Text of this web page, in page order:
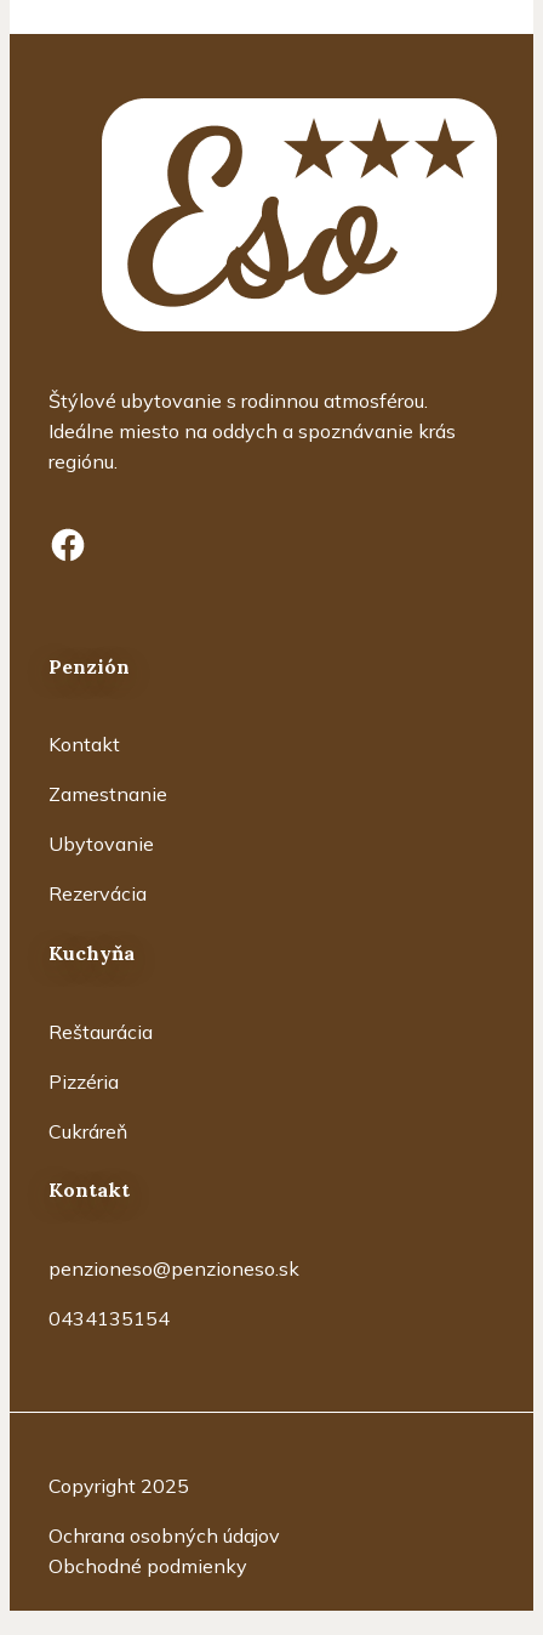
Štýlové ubytovanie s rodinnou atmosférou.
Ideálne miesto na oddych a spoznávanie krás
regiónu.
Facebook
Penzión
Kontakt
Zamestnanie
Ubytovanie
Rezervácia
Kuchyňa
Reštaurácia
Pizzéria
Cukráreň
Kontakt
penzioneso@penzioneso.sk
0434135154
Copyright 2025
Ochrana osobných údajov
Obchodné podmienky